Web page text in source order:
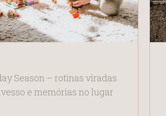
Season – rotinas viradas
e memórias no lugar